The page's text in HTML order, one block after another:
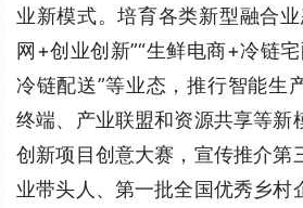
业新模式。培育各类新型融合
网+创业创新”“生鲜电商+冷链
冷链配送”等业态，推行智能生
终端、产业联盟和资源共享等新
创新项目创意大赛，宣传推介第
业带头人、第一批全国优秀乡村